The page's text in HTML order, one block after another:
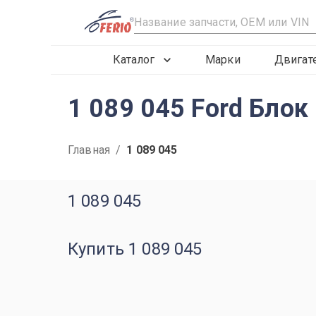
R
Каталог Марки
1 089 045 Ford
Главная / 1 089 045
1 089 045
Купить 1 089 045